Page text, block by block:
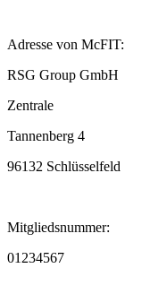
Adresse von McFIT:
RSG Group GmbH
Zentrale
Tannenberg 4
96132 Schlüsselfeld
Mitgliedsnummer:
01234567